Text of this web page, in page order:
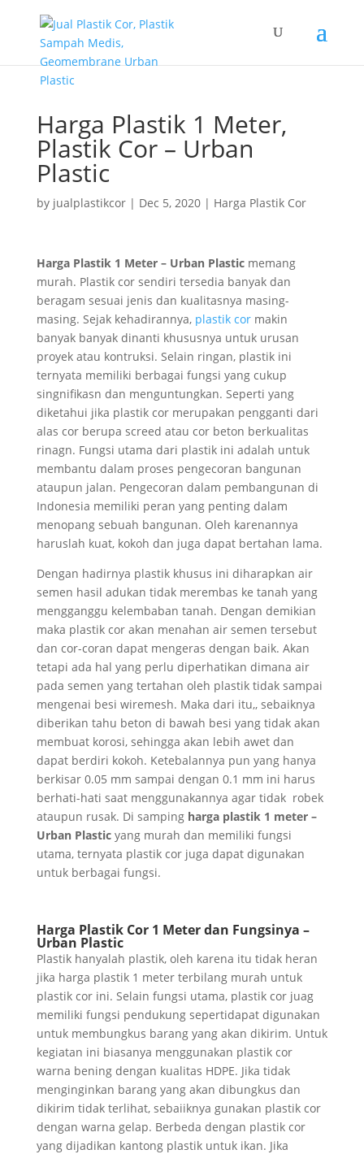
Harga Plastik 1 Meter,
Plastik Cor – Urban
Plastic
by jualplastikcor| Dec 5, 2020| Harga Plastik Cor
Harga Plastik 1 Meter – Urban Plastic memang
murah. Plastik cor sendiri tersedia banyak dan
beragam sesuai jenis dan kualitasnya masing-
masing. Sejak kehadirannya, plastik cormakin
banyak banyak dinanti khususnya untuk urusan
proyek atau kontruksi. Selain ringan, plastik ini
ternyata memiliki berbagai fungsi yang cukup
singnifikasn dan menguntungkan. Seperti yang
diketahui jika plastik cor merupakan pengganti dari
alas cor berupa screed atau cor beton berkualitas
rinagn. Fungsi utama dari plastik ini adalah untuk
membantu dalam proses pengecoran bangunan
ataupun jalan. Pengecoran dalam pembangunan di
Indonesia memiliki peran yang penting dalam
menopang sebuah bangunan. Oleh karenannya
haruslah kuat, kokoh dan juga dapat bertahan lama.
Dengan hadirnya plastik khusus ini diharapkan air
semen hasil adukan tidak merembas ke tanah yang
mengganggu kelembaban tanah. Dengan demikian
maka plastik cor akan menahan air semen tersebut
dan cor-coran dapat mengeras dengan baik. Akan
tetapi ada hal yang perlu diperhatikan dimana air
pada semen yang tertahan oleh plastik tidak sampai
mengenai besi wiremesh. Maka dari itu,, sebaiknya
diberikan tahu beton di bawah besi yang tidak akan
membuat korosi, sehingga akan lebih awet dan
dapat berdiri kokoh. Ketebalannya pun yang hanya
berkisar 0.05 mm sampai dengan 0.1 mm ini harus
berhati-hati saat menggunakannya agar tidak robek
ataupun rusak. Di samping harga plastik 1 meter –
Urban Plasticyang murah dan memiliki fungsi
utama, ternyata plastik cor juga dapat digunakan
untuk berbagai fungsi.
Harga Plastik Cor 1 Meter dan Fungsinya –
Urban Plastic
Plastik hanyalah plastik, oleh karena itu tidak heran
jika harga plastik 1 meter terbilang murah untuk
plastik cor ini. Selain fungsi utama, plastik cor juag
memiliki fungsi pendukung sepertidapat digunakan
untuk membungkus barang yang akan dikirim. Untuk
kegiatan ini biasanya menggunakan plastik cor
warna bening dengan kualitas HDPE. Jika tidak
menginginkan barang yang akan dibungkus dan
dikirim tidak terlihat, sebaiiknya gunakan plastik cor
dengan warna gelap. Berbeda dengan plastik cor
yang dijadikan kantong plastik untuk ikan. Jika